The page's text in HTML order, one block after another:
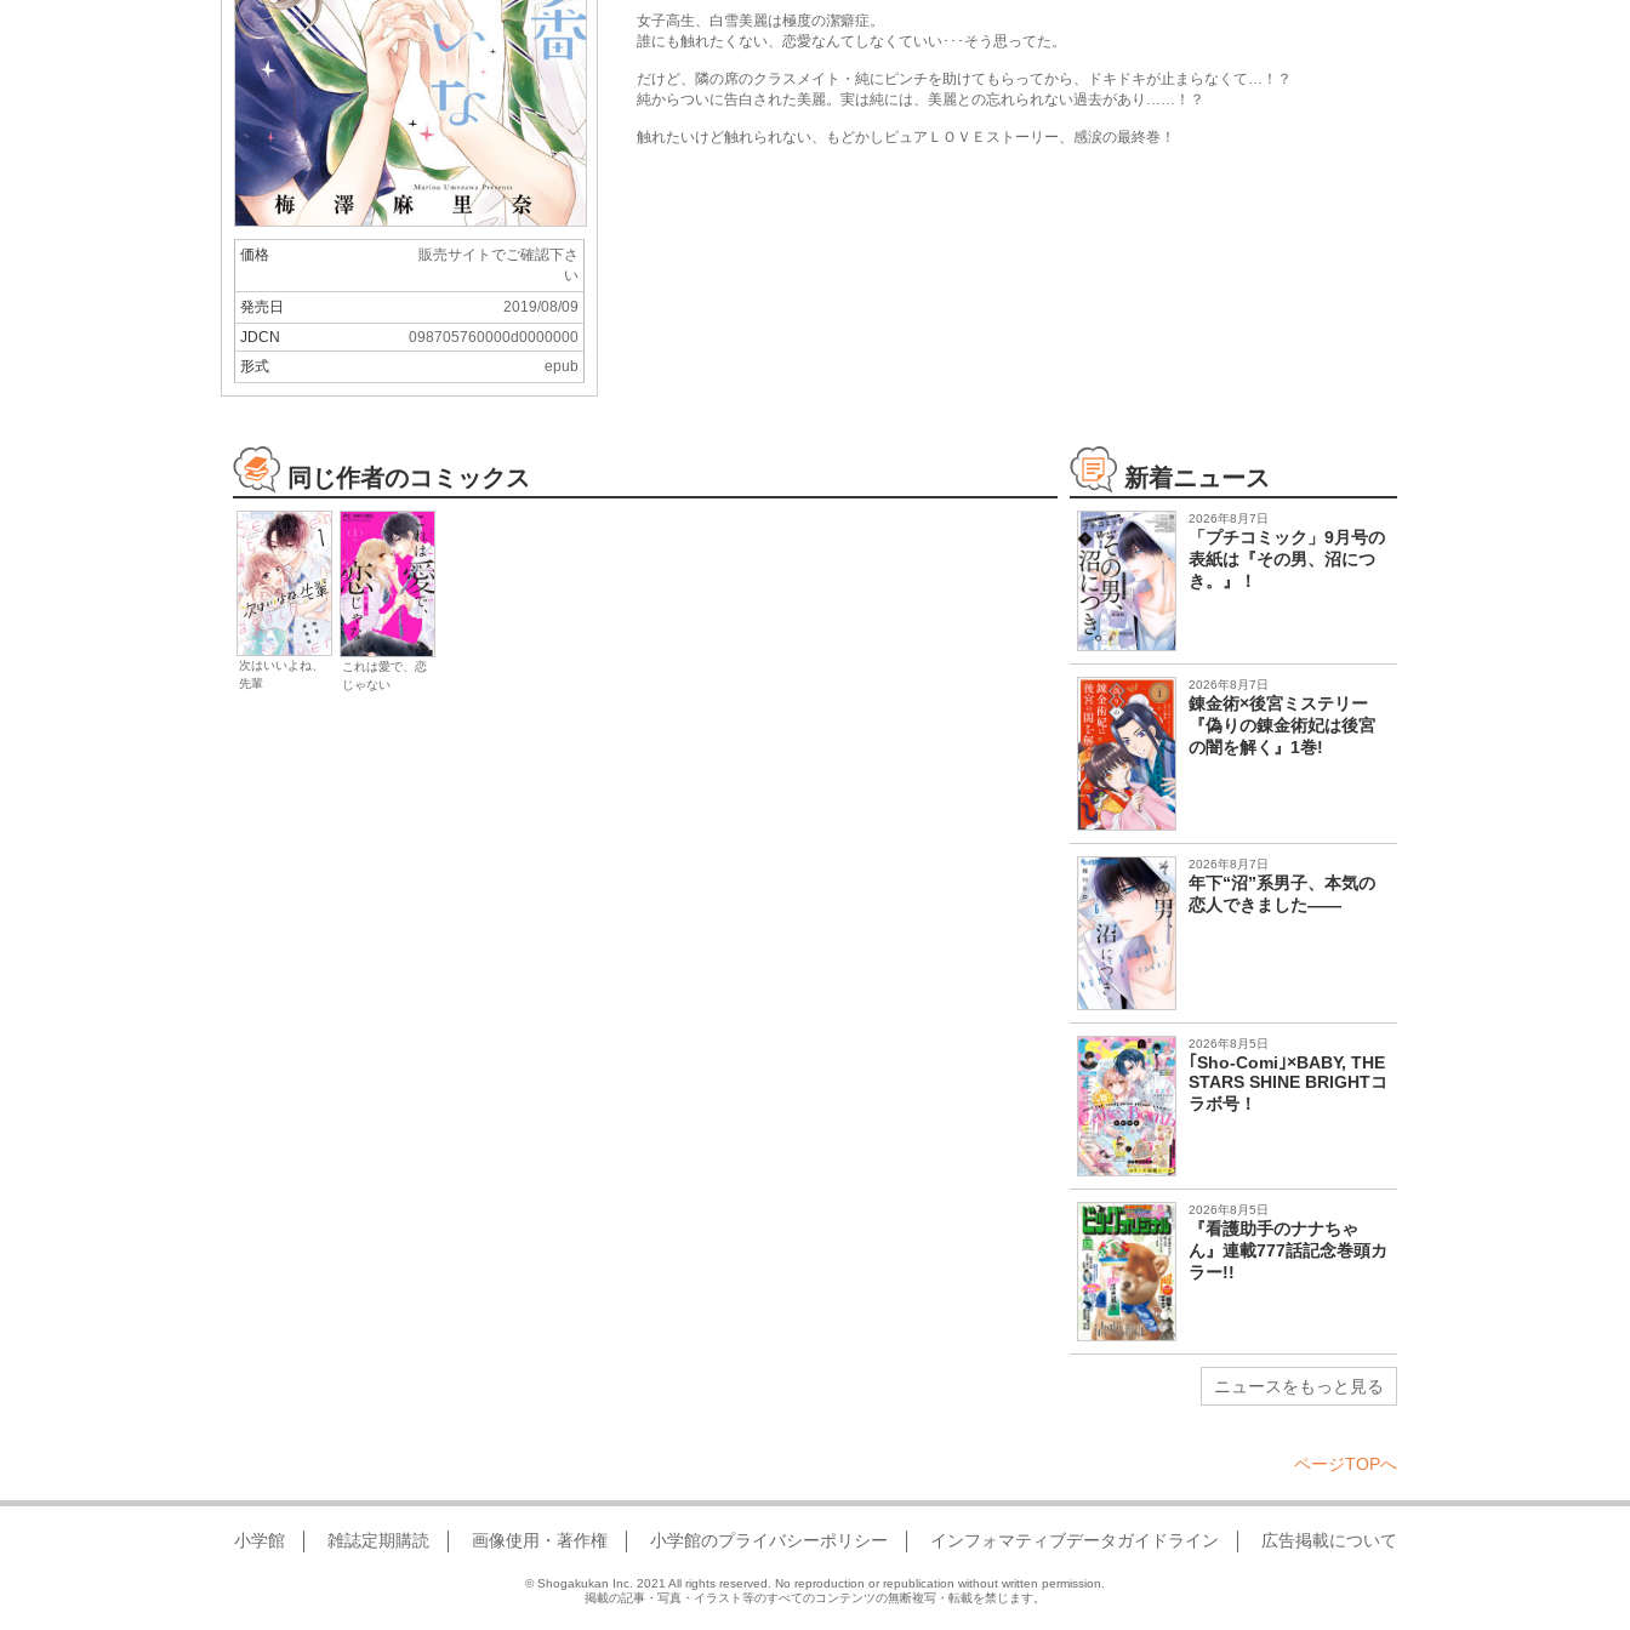
価格
販売サイトでご確認下さ
い
発売日
2019/08/09
JDCN
098705760000d0000000
形式
epub
女子高生、白雪美麗は極度の潔癖症。
誰にも触れたくない、恋愛なんてしなくていい･･･そう思ってた。
だけど、隣の席のクラスメイト・純にピンチを助けてもらってから、ドキドキが止まらなくて…！？
純からついに告白された美麗。実は純には、美麗との忘れられない過去があり……！？
触れたいけど触れられない、もどかしピュアＬＯＶＥストーリー、感涙の最終巻！
同じ作者のコミックス
次はいいよね、
先輩
これは愛で、恋
じゃない
新着ニュース
2026年8月7日
「プチコミック」9月号の
表紙は『その男、沼につ
き。』！
2026年8月7日
錬金術×後宮ミステリー
『偽りの錬金術妃は後宮
の闇を解く』1巻!
2026年8月7日
年下“沼”系男子、本気の
恋人できました――
2026年8月5日
｢Sho-Comi｣×BABY, THE
STARS SHINE BRIGHTコ
ラボ号！
2026年8月5日
『看護助手のナナちゃ
ん』連載777話記念巻頭カ
ラー!!
ニュースをもっと見る
ページTOPへ
小学館 雑誌定期購読 画像使用・著作権 小学館のプライバシーポリシー インフォマティブデータガイドライン 広告掲載について
© Shogakukan Inc. 2021 All rights reserved. No reproduction or republication without written permission.
掲載の記事・写真・イラスト等のすべてのコンテンツの無断複写・転載を禁じます。